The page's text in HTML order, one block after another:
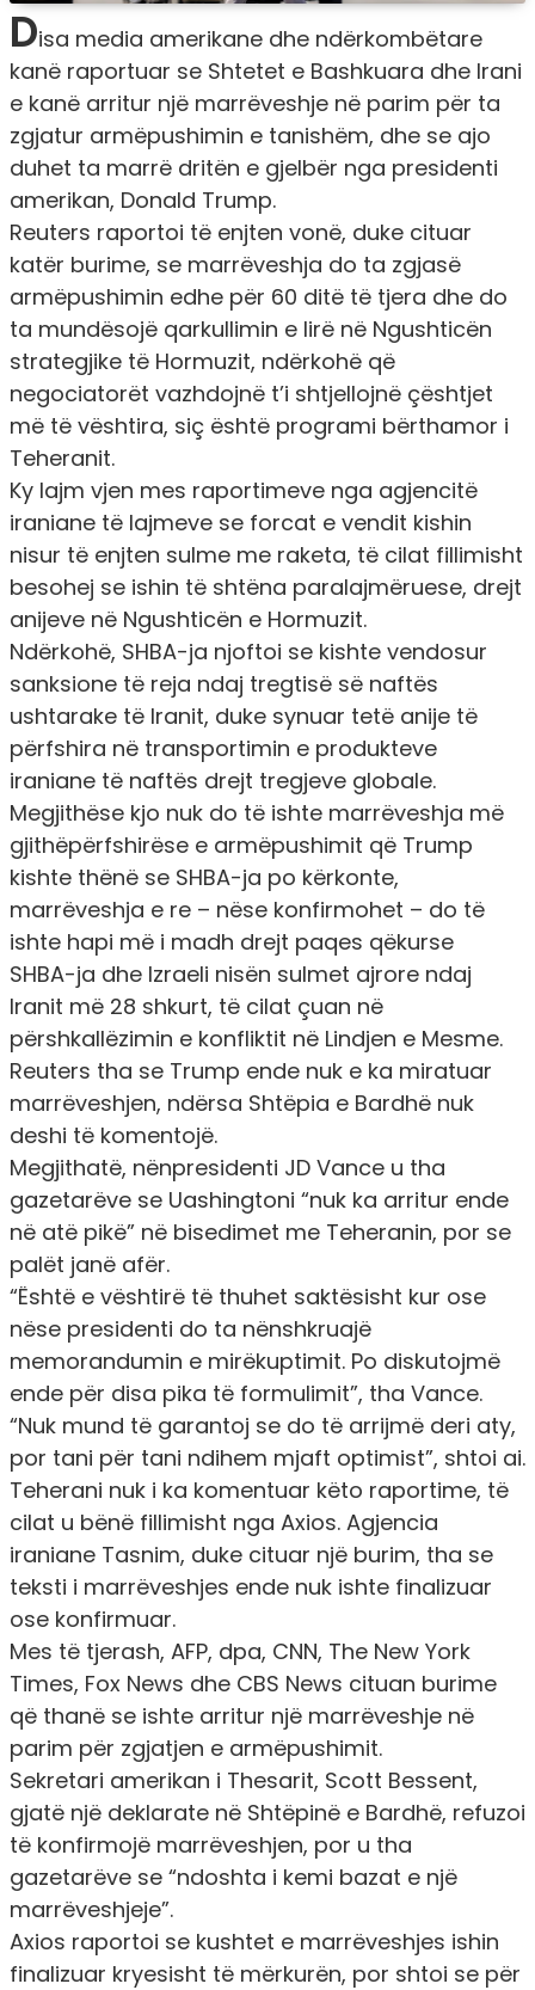
Disa media amerikane dhe ndërkombëtare
kanë raportuar se Shtetet e Bashkuara dhe Irani
e kanë arritur një marrëveshje në parim për ta
zgjatur armëpushimin e tanishëm, dhe se ajo
duhet ta marrë dritën e gjelbër nga presidenti
amerikan, Donald Trump.
Reuters raportoi të enjten vonë, duke cituar
katër burime, se marrëveshja do ta zgjasë
armëpushimin edhe për 60 ditë të tjera dhe do
ta mundësojë qarkullimin e lirë në Ngushticën
strategjike të Hormuzit, ndërkohë që
negociatorët vazhdojnë t’i shtjellojnë çështjet
më të vështira, siç është programi bërthamor i
Teheranit.
Ky lajm vjen mes raportimeve nga agjencitë
iraniane të lajmeve se forcat e vendit kishin
nisur të enjten sulme me raketa, të cilat fillimisht
besohej se ishin të shtëna paralajmëruese, drejt
anijeve në Ngushticën e Hormuzit.
Ndërkohë, SHBA-ja njoftoi se kishte vendosur
sanksione të reja ndaj tregtisë së naftës
ushtarake të Iranit, duke synuar tetë anije të
përfshira në transportimin e produkteve
iraniane të naftës drejt tregjeve globale.
Megjithëse kjo nuk do të ishte marrëveshja më
gjithëpërfshirëse e armëpushimit që Trump
kishte thënë se SHBA-ja po kërkonte,
marrëveshja e re – nëse konfirmohet – do të
ishte hapi më i madh drejt paqes qëkurse
SHBA-ja dhe Izraeli nisën sulmet ajrore ndaj
Iranit më 28 shkurt, të cilat çuan në
përshkallëzimin e konfliktit në Lindjen e Mesme.
Reuters tha se Trump ende nuk e ka miratuar
marrëveshjen, ndërsa Shtëpia e Bardhë nuk
deshi të komentojë.
Megjithatë, nënpresidenti JD Vance u tha
gazetarëve se Uashingtoni “nuk ka arritur ende
në atë pikë” në bisedimet me Teheranin, por se
palët janë afër.
“Është e vështirë të thuhet saktësisht kur ose
nëse presidenti do ta nënshkruajë
memorandumin e mirëkuptimit. Po diskutojmë
ende për disa pika të formulimit”, tha Vance.
“Nuk mund të garantoj se do të arrijmë deri aty,
por tani për tani ndihem mjaft optimist”, shtoi ai.
Teherani nuk i ka komentuar këto raportime, të
cilat u bënë fillimisht nga Axios. Agjencia
iraniane Tasnim, duke cituar një burim, tha se
teksti i marrëveshjes ende nuk ishte finalizuar
ose konfirmuar.
Mes të tjerash, AFP, dpa, CNN, The New York
Times, Fox News dhe CBS News cituan burime
që thanë se ishte arritur një marrëveshje në
parim për zgjatjen e armëpushimit.
Sekretari amerikan i Thesarit, Scott Bessent,
gjatë një deklarate në Shtëpinë e Bardhë, refuzoi
të konfirmojë marrëveshjen, por u tha
gazetarëve se “ndoshta i kemi bazat e një
marrëveshjeje”.
Axios raportoi se kushtet e marrëveshjes ishin
finalizuar kryesisht të mërkurën, por shtoi se për